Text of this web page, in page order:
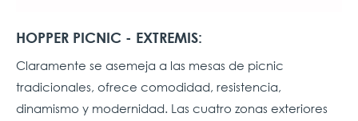
HOPPER PICNIC - EXTREMIS:
Claramente se asemeja a las mesas de picnic
tradicionales, ofrece comodidad, resistencia,
dinamismo y modernidad. Las cuatro zonas exteriores